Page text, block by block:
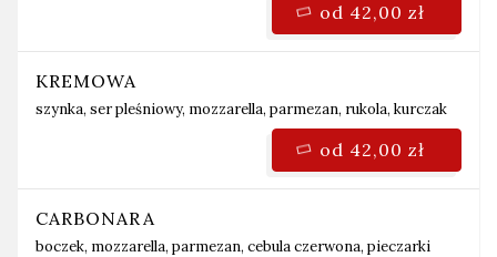
KREMOWA
szynka, ser pleśniowy, mozzarella, parmezan, rukola, kurczak
CARBONARA
boczek, mozzarella, parmezan, cebula czerwona, pieczarki